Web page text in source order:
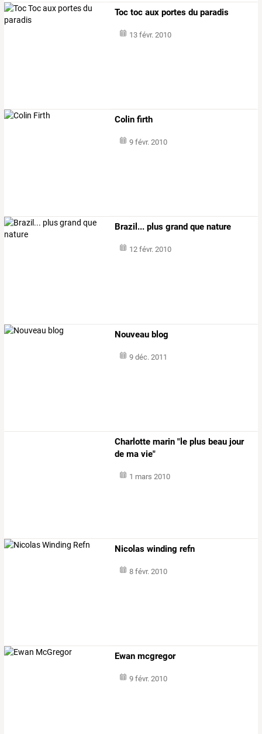
Toc toc aux portes du paradis
13 févr. 2010
Colin firth
9 févr. 2010
Brazil... plus grand que nature
12 févr. 2010
Nouveau blog
9 déc. 2011
Charlotte marin "le plus beau jour
de ma vie"
1 mars 2010
Nicolas winding refn
8 févr. 2010
Ewan mcgregor
9 févr. 2010